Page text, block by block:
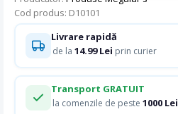
Cod produs: D10101
Livrare rapidă
de la 14.99 Lei prin curier
Transport GRATUIT
la comenzile de peste 1000 Lei